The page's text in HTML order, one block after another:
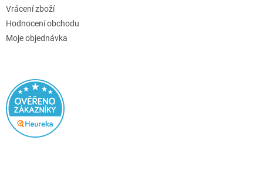
Vrácení zboží
Hodnocení obchodu
Moje objednávka